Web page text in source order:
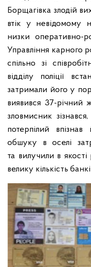
Борщагівка злодій
втік у невідомому
низки оперативно-
Управління карного
спільно зі
відділу поліції
затримали його у
виявився 37-річний
зловмисник
потерпілий впізнав
обшуку в оселі
та вилучили в
велику кількість